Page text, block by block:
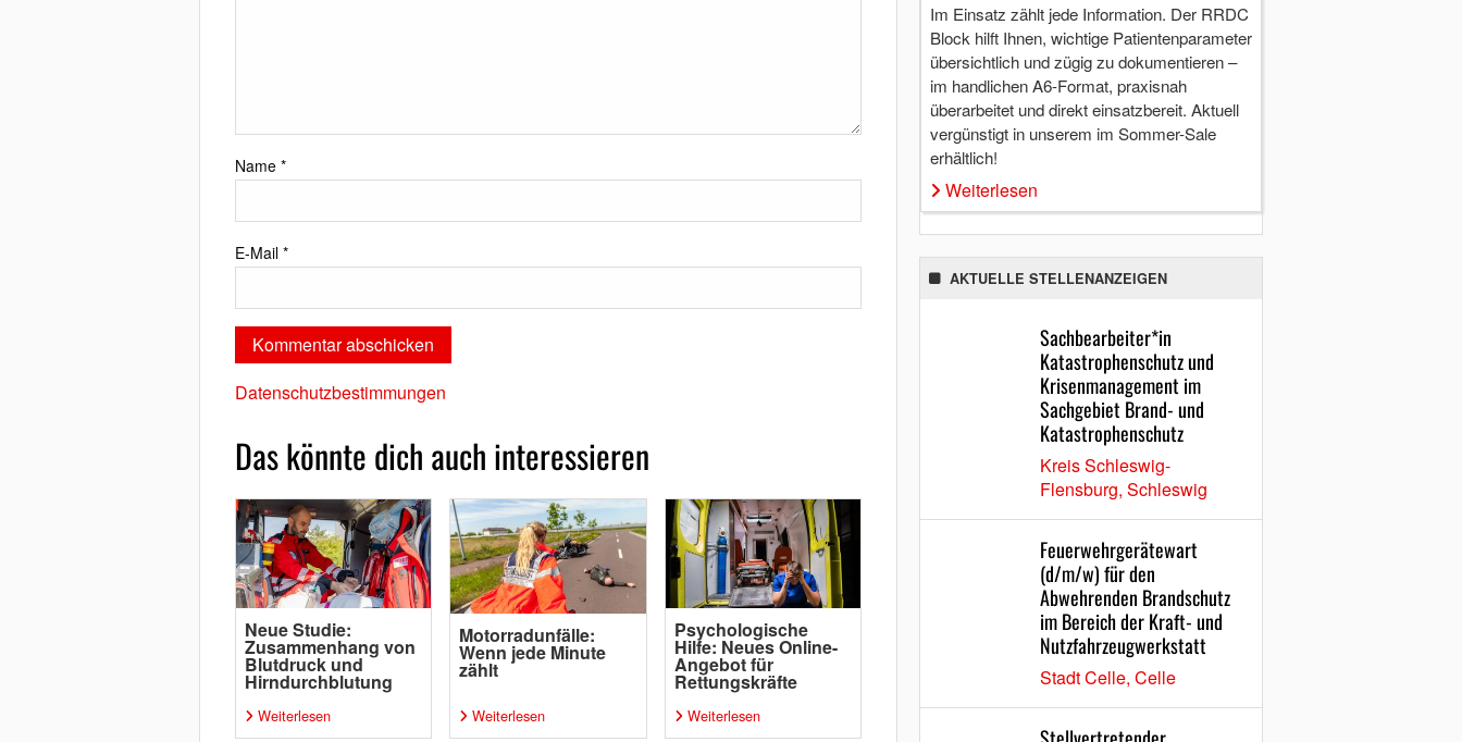
Name *
E-Mail *
Datenschutzbestimmungen
Das könnte dich auch interessieren
Neue Studie:
Zusammenhang von
Blutdruck und
Hirndurchblutung
Weiterlesen
Motorradunfälle:
Wenn jede Minute
zählt
Weiterlesen
Psychologische
Hilfe: Neues Online-
Angebot für
Rettungskräfte
Weiterlesen
Im Einsatz zählt jede Information. Der RRDC
Block hilft Ihnen, wichtige Patientenparameter
übersichtlich und zügig zu dokumentieren –
im handlichen A6-Format, praxisnah
überarbeitet und direkt einsatzbereit. Aktuell
vergünstigt in unserem im Sommer-Sale
erhältlich!
Weiterlesen
AKTUELLE STELLENANZEIGEN
Sachbearbeiter*in
Katastrophenschutz und
Krisenmanagement im
Sachgebiet Brand- und
Katastrophenschutz
Kreis Schleswig-
Flensburg, Schleswig
Feuerwehrgerätewart
(d/m/w) für den
Abwehrenden Brandschutz
im Bereich der Kraft- und
Nutzfahrzeugwerkstatt
Stadt Celle, Celle